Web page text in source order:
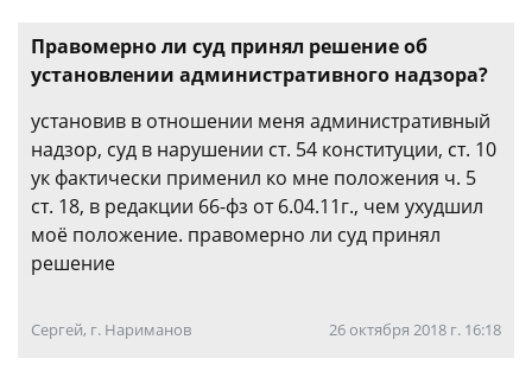
Правомерно ли суд принял решение об
установлении административного надзора?
установив в отношении меня административный
надзор, суд в нарушении ст. 54 конституции, ст. 10
ук фактически применил ко мне положения ч. 5
ст. 18, в редакции 66-фз от 6.04.11г., чем ухудшил
моё положение. правомерно ли суд принял
решение
Сергей, г. Нариманов 26 октября 2018 г. 16:18